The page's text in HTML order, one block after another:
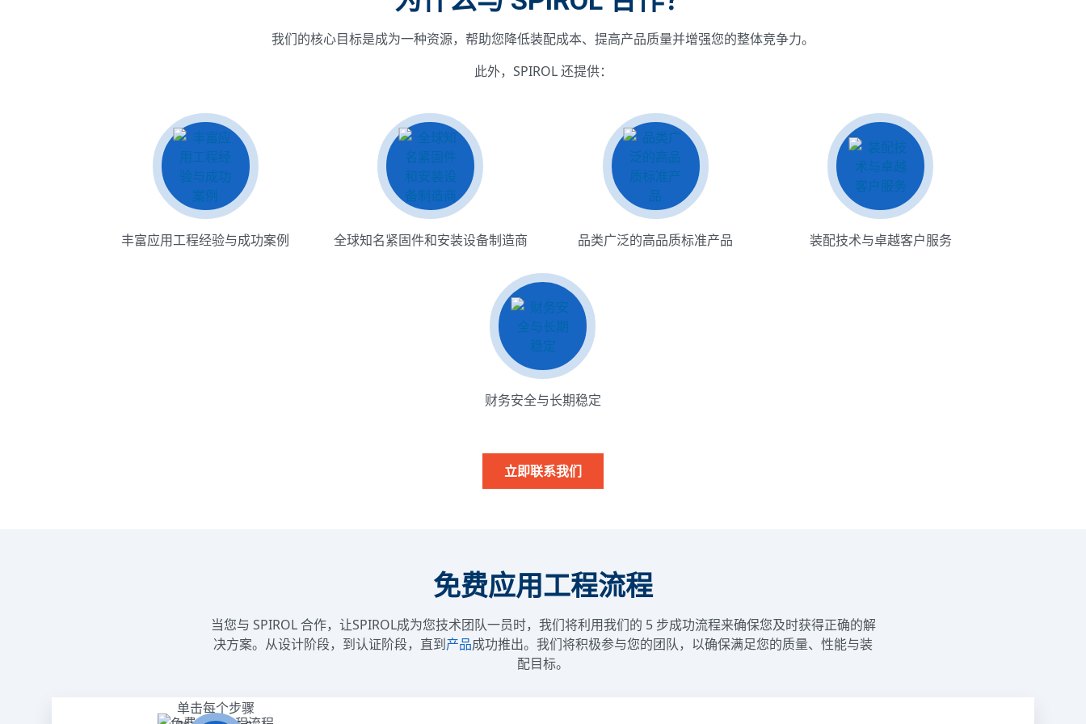
我们的核心目标是成为一种资源，帮助您降低装配成本、提高产品质量并增强您的整体竞争力。
此外，SPIROL 还提供：
丰富应用工程经验与成功案例 全球知名紧固件和安装设备制造商 品类广泛的高品质标准产品 装配技术与卓越客户服务
财务安全与长期稳定
立即联系我们
免费应用工程流程
当您与 SPIROL 合作，让SPIROL成为您技术团队一员时，我们将利用我们的 5 步成功流程来确保您及时获得正确的解
决方案。从设计阶段，到认证阶段，直到产品成功推出。我们将积极参与您的团队，以确保满足您的质量、性能与装
配目标。
单击每个步骤